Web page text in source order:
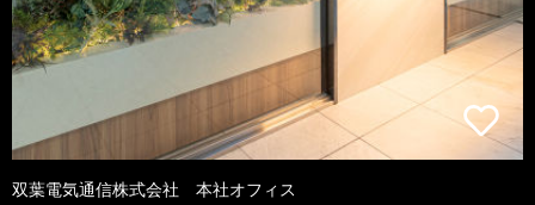
双葉電気通信株式会社 本社オフィス